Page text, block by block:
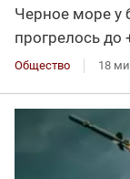
Черное море у
прогрелось до
Общество 18